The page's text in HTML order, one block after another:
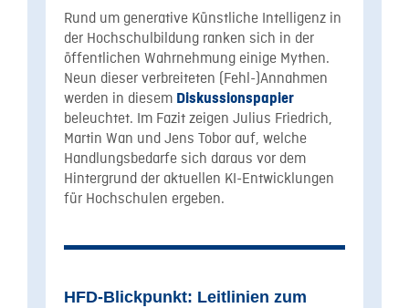
Rund um generative Künstliche Intelligenz in
der Hochschulbildung ranken sich in der
öffentlichen Wahrnehmung einige Mythen.
Neun dieser verbreiteten (Fehl-)Annahmen
werden in diesem Diskussionspapier
beleuchtet. Im Fazit zeigen Julius Friedrich,
Martin Wan und Jens Tobor auf, welche
Handlungsbedarfe sich daraus vor dem
Hintergrund der aktuellen KI-Entwicklungen
für Hochschulen ergeben.
HFD-Blickpunkt: Leitlinien zum